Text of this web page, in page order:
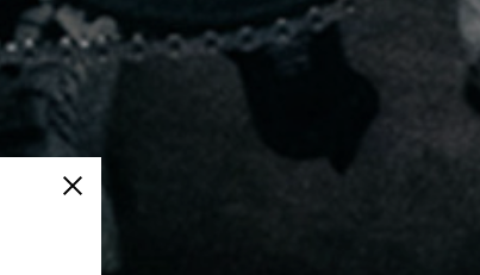
Schließen